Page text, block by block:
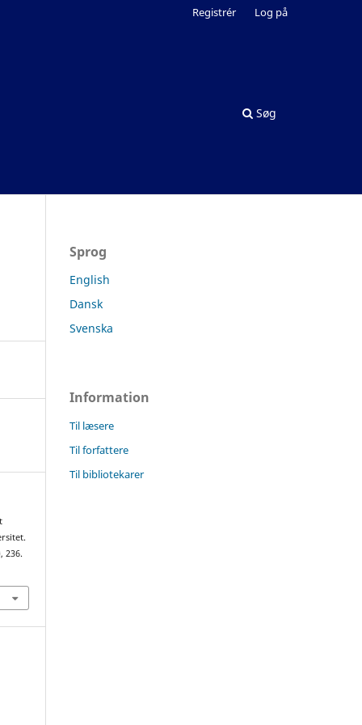
Søg
Registrér Log på
236.
Sprog
English
Dansk
Svenska
Information
Til læsere
Til forfattere
Til bibliotekarer